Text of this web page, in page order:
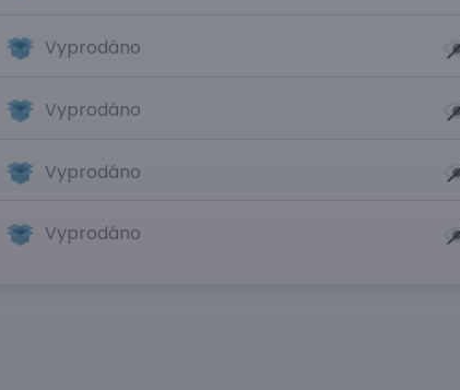
Vyprodáno
Vyprodáno
Vyprodáno
Vyprodáno